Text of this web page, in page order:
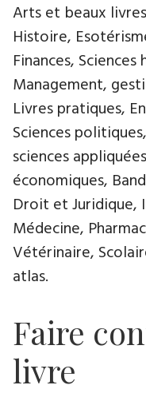
Arts et beaux
Histoire,
Finances,
Management,
Livres pratiques,
Sciences
sciences
économiques,
Droit et
Médecine,
Vétérinaire,
atlas.
Faire
livre